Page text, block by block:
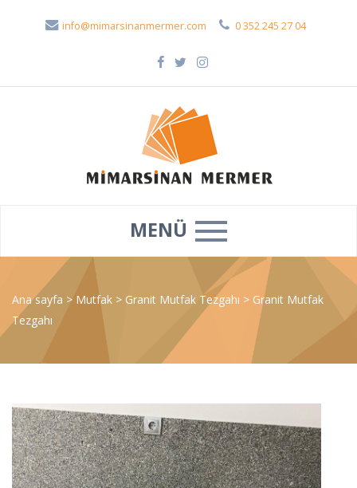
info@mimarsinanmermer.com 0 352 245 27 04
MENÜ
Ana sayfa > Mutfak > Granit Mutfak Tezgahı > Granit Mutfak
Tezgahı